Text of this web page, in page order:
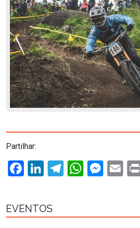
Partilhar:
Facebook
LinkedIn
Telegram
EVENTOS